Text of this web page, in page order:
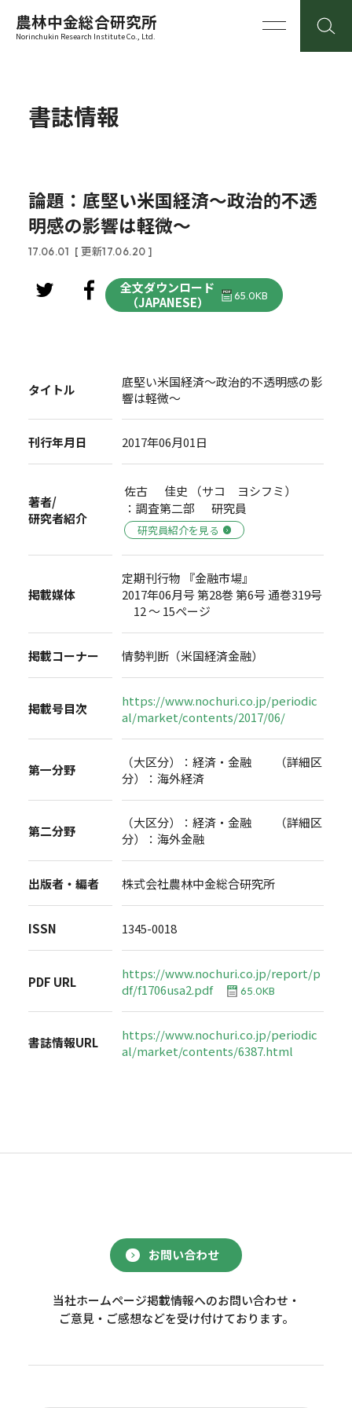
農林中金総合研究所
Norinchukin Research Institute Co., Ltd.
書誌情報
論題：底堅い米国経済～政治的不透
明感の影響は軽微～
17.06.01 [ 更新17.06.20 ]
全文ダウンロード
（JAPANESE）
65.0KB
タイトル
底堅い米国経済～政治的不透明感の影
響は軽微～
刊行年月日 2017年06月01日
著者/
研究者紹介
佐古 佳史 （サコ ヨシフミ）
：調査第二部 研究員
研究員紹介を見る
掲載媒体
定期刊行物 『金融市場』
2017年06月号 第28巻 第6号 通巻319号
12 ～ 15ページ
掲載コーナー 情勢判断（米国経済金融）
掲載号目次
https://www.nochuri.co.jp/periodic
al/market/contents/2017/06/
第一分野
（大区分）：経済・金融 （詳細区
分）：海外経済
第二分野
（大区分）：経済・金融 （詳細区
分）：海外金融
出版者・編者 株式会社農林中金総合研究所
ISSN 1345-0018
PDF URL
https://www.nochuri.co.jp/report/p
df/f1706usa2.pdf
65.0KB
書誌情報URL
https://www.nochuri.co.jp/periodic
al/market/contents/6387.html
お問い合わせ
当社ホームページ掲載情報へのお問い合わせ・
ご意見・ご感想などを受け付けております。